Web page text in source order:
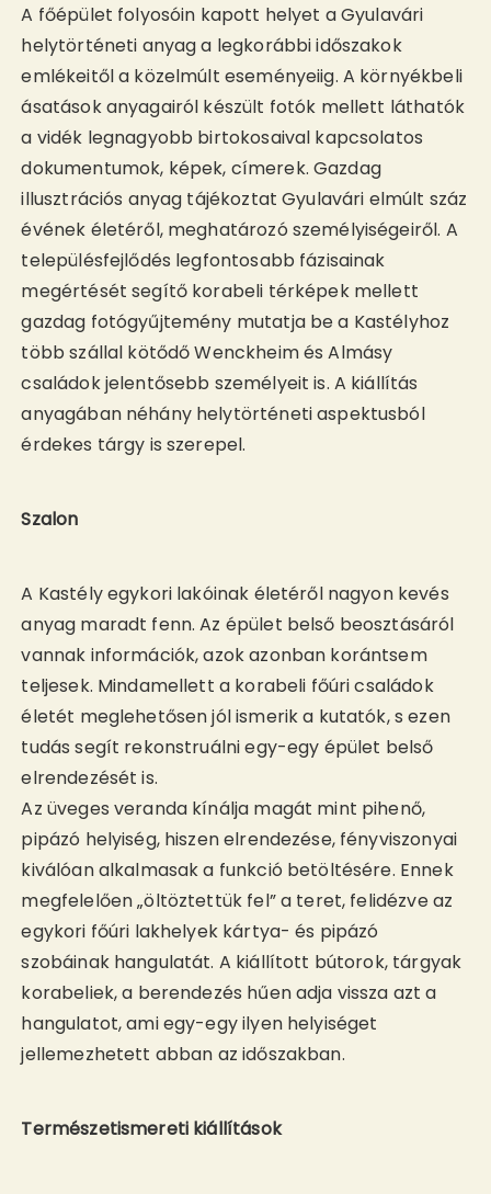
A főépület folyosóin kapott helyet a Gyulavári
helytörténeti anyag a legkorábbi időszakok
emlékeitől a közelmúlt eseményeiig. A környékbeli
ásatások anyagairól készült fotók mellett láthatók
a vidék legnagyobb birtokosaival kapcsolatos
dokumentumok, képek, címerek. Gazdag
illusztrációs anyag tájékoztat Gyulavári elmúlt száz
évének életéről, meghatározó személyiségeiről. A
településfejlődés legfontosabb fázisainak
megértését segítő korabeli térképek mellett
gazdag fotógyűjtemény mutatja be a Kastélyhoz
több szállal kötődő Wenckheim és Almásy
családok jelentősebb személyeit is. A kiállítás
anyagában néhány helytörténeti aspektusból
érdekes tárgy is szerepel.
Szalon
A Kastély egykori lakóinak életéről nagyon kevés
anyag maradt fenn. Az épület belső beosztásáról
vannak információk, azok azonban korántsem
teljesek. Mindamellett a korabeli főúri családok
életét meglehetősen jól ismerik a kutatók, s ezen
tudás segít rekonstruálni egy-egy épület belső
elrendezését is.
Az üveges veranda kínálja magát mint pihenő,
pipázó helyiség, hiszen elrendezése, fényviszonyai
kiválóan alkalmasak a funkció betöltésére. Ennek
megfelelően „öltöztettük fel” a teret, felidézve az
egykori főúri lakhelyek kártya- és pipázó
szobáinak hangulatát. A kiállított bútorok, tárgyak
korabeliek, a berendezés hűen adja vissza azt a
hangulatot, ami egy-egy ilyen helyiséget
jellemezhetett abban az időszakban.
Természetismereti kiállítások